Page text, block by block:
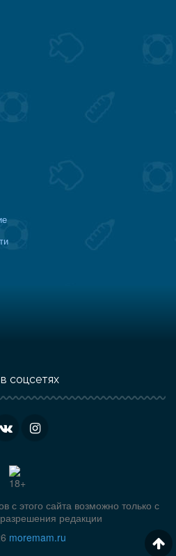
соцсетях
с этого сайта возможно только с
редакции
moremam.ru